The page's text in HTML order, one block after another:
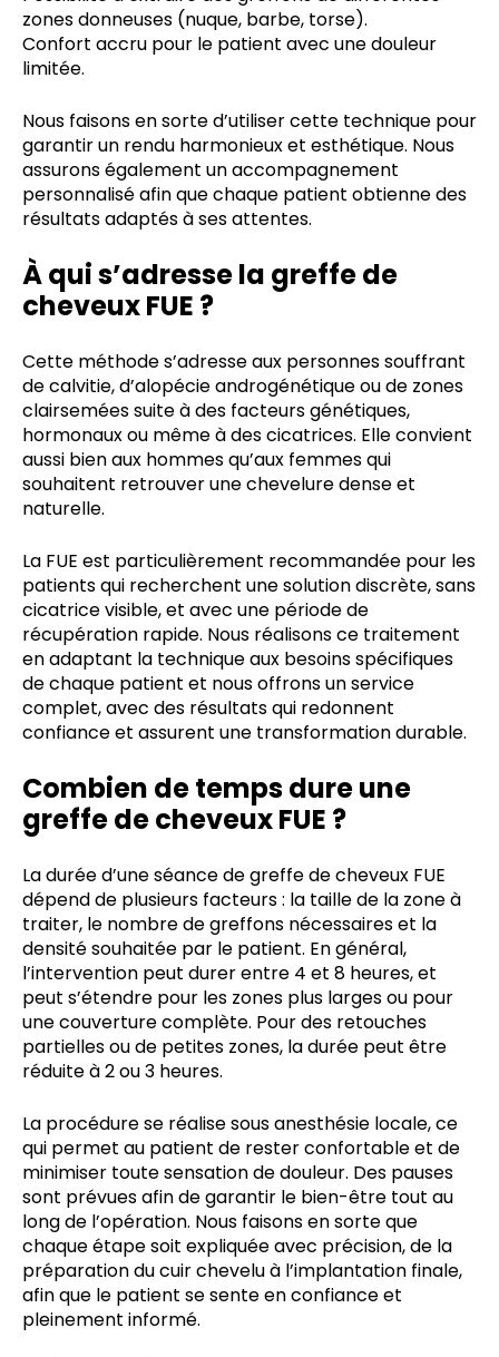
zones donneuses (nuque, barbe, torse).
Confort accru pour le patient avec une douleur
limitée.
Nous faisons en sorte d’utiliser cette technique pour
garantir un rendu harmonieux et esthétique. Nous
assurons également un accompagnement
personnalisé afin que chaque patient obtienne des
résultats adaptés à ses attentes.
À qui s’adresse la greffe de
cheveux FUE ?
Cette méthode s’adresse aux personnes souffrant
de calvitie, d’alopécie androgénétique ou de zones
clairsemées suite à des facteurs génétiques,
hormonaux ou même à des cicatrices. Elle convient
aussi bien aux hommes qu’aux femmes qui
souhaitent retrouver une chevelure dense et
naturelle.
La FUE est particulièrement recommandée pour les
patients qui recherchent une solution discrète, sans
cicatrice visible, et avec une période de
récupération rapide. Nous réalisons ce traitement
en adaptant la technique aux besoins spécifiques
de chaque patient et nous offrons un service
complet, avec des résultats qui redonnent
confiance et assurent une transformation durable.
Combien de temps dure une
greffe de cheveux FUE ?
La durée d’une séance de greffe de cheveux FUE
dépend de plusieurs facteurs : la taille de la zone à
traiter, le nombre de greffons nécessaires et la
densité souhaitée par le patient. En général,
l’intervention peut durer entre 4 et 8 heures, et
peut s’étendre pour les zones plus larges ou pour
une couverture complète. Pour des retouches
partielles ou de petites zones, la durée peut être
réduite à 2 ou 3 heures.
La procédure se réalise sous anesthésie locale, ce
qui permet au patient de rester confortable et de
minimiser toute sensation de douleur. Des pauses
sont prévues afin de garantir le bien-être tout au
long de l’opération. Nous faisons en sorte que
chaque étape soit expliquée avec précision, de la
préparation du cuir chevelu à l’implantation finale,
afin que le patient se sente en confiance et
pleinement informé.